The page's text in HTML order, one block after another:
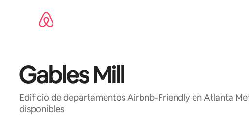
Gables Mill
Edificio de departamentos Airbnb-Friendly en Atlanta
disponibles